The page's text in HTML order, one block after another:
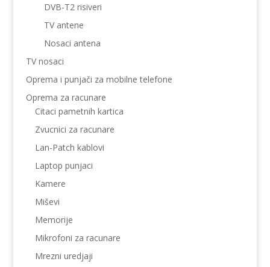
DVB-T2 risiveri
TV antene
Nosaci antena
TV nosaci
Oprema i punjači za mobilne telefone
Oprema za racunare
Citaci pametnih kartica
Zvucnici za racunare
Lan-Patch kablovi
Laptop punjaci
Kamere
Miševi
Memorije
Mikrofoni za racunare
Mrezni uredjaji